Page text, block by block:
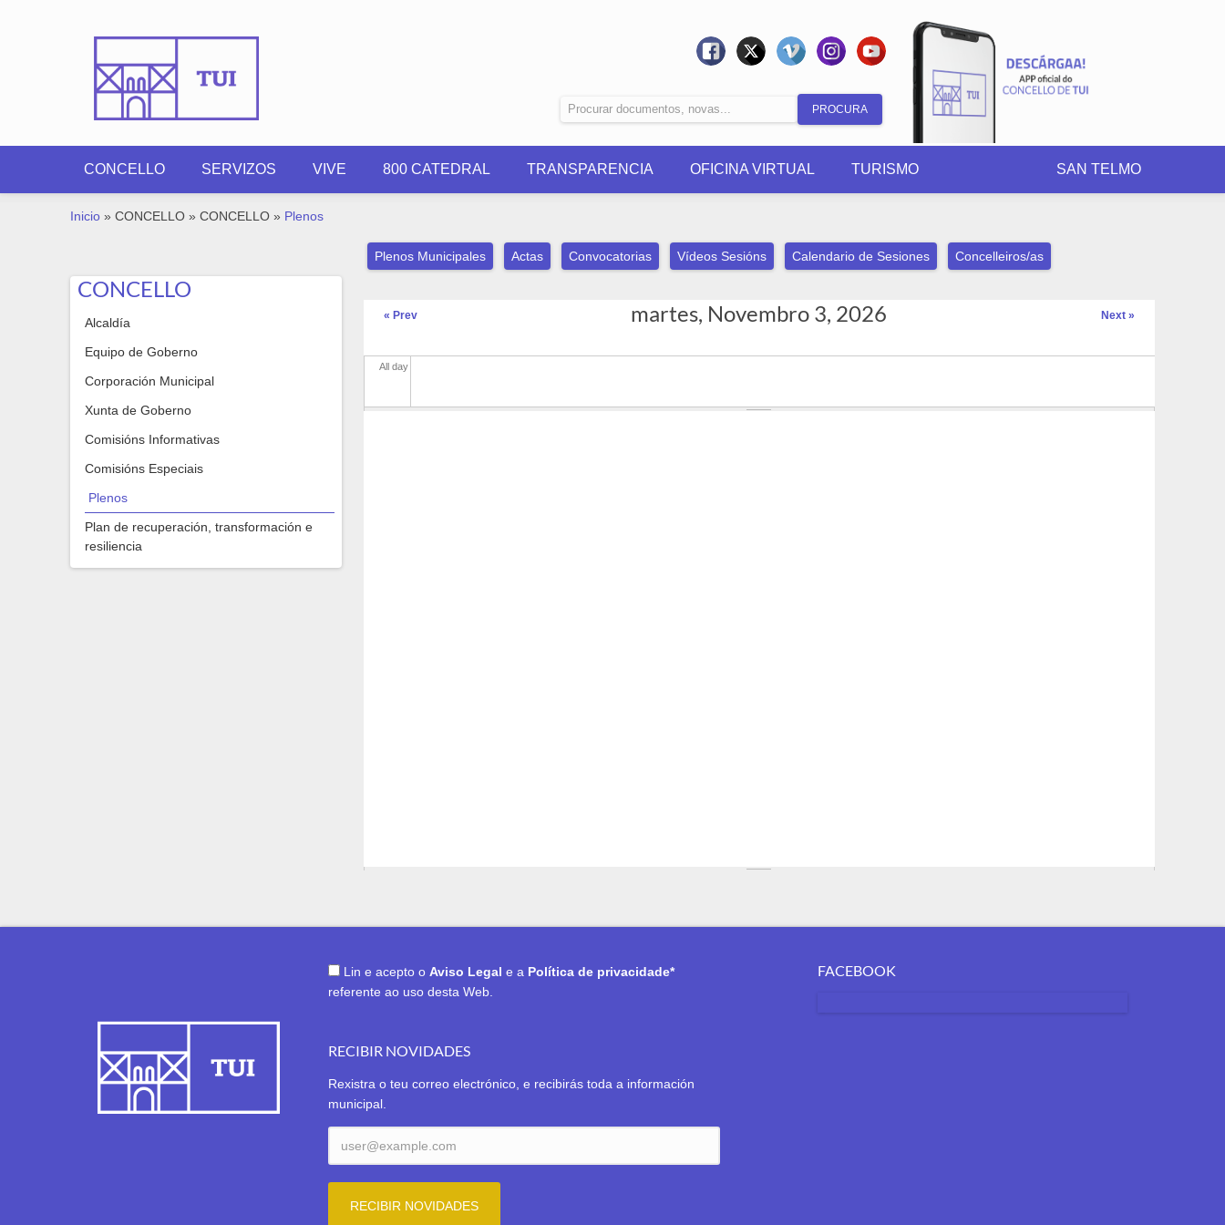
Formulario
de
busca
CONCELLO SERVIZOS VIVE 800 CATEDRAL TRANSPARENCIA OFICINA VIRTUAL TURISMO SAN TELMO
VOSTEDE ESTÁ AQUÍ
Inicio » CONCELLO » CONCELLO » Plenos
CONCELLO
Alcaldía
Equipo de Goberno
Corporación Municipal
Xunta de Goberno
Comisións Informativas
Comisións Especiais
Plenos
Plan de recuperación, transformación e
resiliencia
Plenos Municipales Actas Convocatorias Vídeos Sesións Calendario de Sesiones Concelleiros/as
martes, Novembro 3, 2026
« Prev Next »
All day
Lin e acepto o Aviso Legal e a Política de privacidade*
referente ao uso desta Web.
RECIBIR NOVIDADES
Rexistra o teu correo electrónico, e recibirás toda a información
municipal.
FACEBOOK